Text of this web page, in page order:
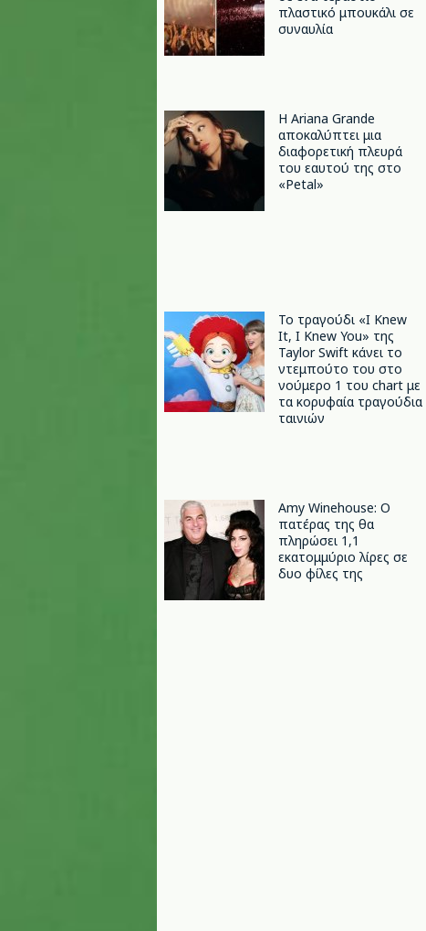
πλαστικό μπουκάλι σε
συναυλία
Η Ariana Grande
αποκαλύπτει μια
διαφορετική πλευρά
του εαυτού της στο
«Petal»
Το τραγούδι «I Knew
It, I Knew You» της
Taylor Swift κάνει το
ντεμπούτο του στο
νούμερο 1 του chart με
τα κορυφαία τραγούδια
ταινιών
Amy Winehouse: Ο
πατέρας της θα
πληρώσει 1,1
εκατομμύριο λίρες σε
δυο φίλες της